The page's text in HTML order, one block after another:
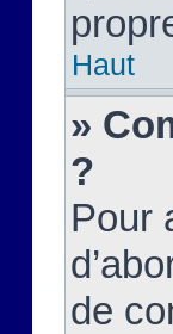
Haut
»
?
Pour
de